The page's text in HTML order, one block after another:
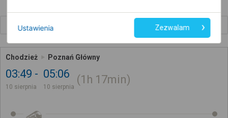
Chodzież Poznań Główny
03:49
10 sierpnia
05:06
10 sierpnia
1h 17min
Ustawienia Zezwalam